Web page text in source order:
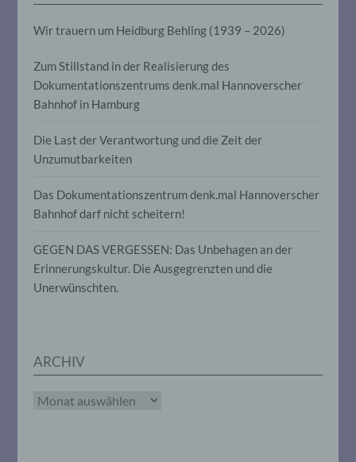
Wir trauern um Heidburg Behling (1939 – 2026)
Zum Stillstand in der Realisierung des
Dokumentationszentrums denk.mal Hannoverscher
Bahnhof in Hamburg
Die Last der Verantwortung und die Zeit der
Unzumutbarkeiten
Das Dokumentationszentrum denk.mal Hannoverscher
Bahnhof darf nicht scheitern!
GEGEN DAS VERGESSEN: Das Unbehagen an der
Erinnerungskultur. Die Ausgegrenzten und die
Unerwünschten.
ARCHIV
Archiv
personenbezogener Daten in einer Weise,
auf welche die personenbezogenen Daten
ohne Hinzuziehung zusätzlicher
Informationen nicht mehr einer
zugeordnet werden können, sofern diese
zusätzlichen Informationen gesondert
aufbewahrt werden und technischen und
unterliegen, die gewährleisten, dass die
personenbezogenen Daten nicht einer
identifizierten oder identifizierbaren
g) Verantwortlicher oder für die
juristische Person, Behörde, Einrichtung
oder andere Stelle, die allein oder
gemeinsam mit anderen über die Zwecke
und Mittel der Verarbeitung von